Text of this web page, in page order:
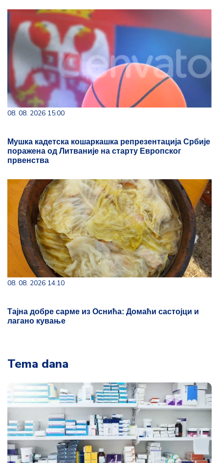
08. 08. 2026 15:00
Мушка кадетска кошаркашка репрезентација Србије
поражена од Литваније на старту Европског
првенства
08. 08. 2026 14:10
Тајна добре сарме из Оснића: Домаћи састојци и
лагано кување
Tema dana